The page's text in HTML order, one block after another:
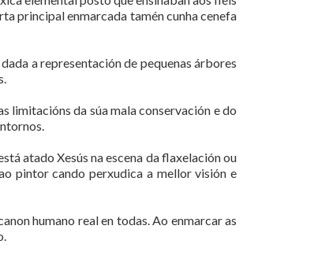
principal enmarcada tamén cunha cenefa
a representación de pequenas árbores
limitacións da súa mala conservación e do
atado Xesús na escena da flaxelación ou
pintor cando perxudica a mellor visión e
humano real en todas. Ao enmarcar as